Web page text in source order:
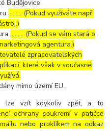
Budějovice
……… (Pokud využíváte např.
……… (Pokud se vám stará o
agentura.)
zpracovatelských
které však v současné
mimo území EU.
lze vzít kdykoliv zpět, a to
ochrany soukromí v patičce
nebo proklikem na odkaz